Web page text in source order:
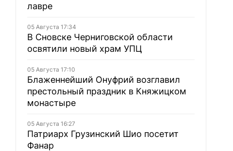
лавре
05 Августа 17:34
В Сновске Черниговской области
освятили новый храм УПЦ
05 Августа 17:10
Блаженнейший Онуфрий возглавил
престольный праздник в Княжицком
монастыре
05 Августа 16:27
Патриарх Грузинский Шио посетит
Фанар